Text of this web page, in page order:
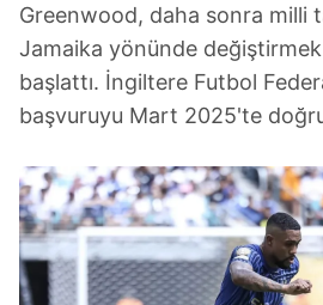
Greenwood, daha sonra milli
Jamaika yönünde
başlattı. İngiltere Futbol
başvuruyu Mart 2025'te